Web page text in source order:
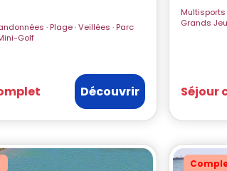
· Mini-Golf
Découvrir
Multisports · Vtt · Stand Up Paddle · Catamaran ·
Séjour